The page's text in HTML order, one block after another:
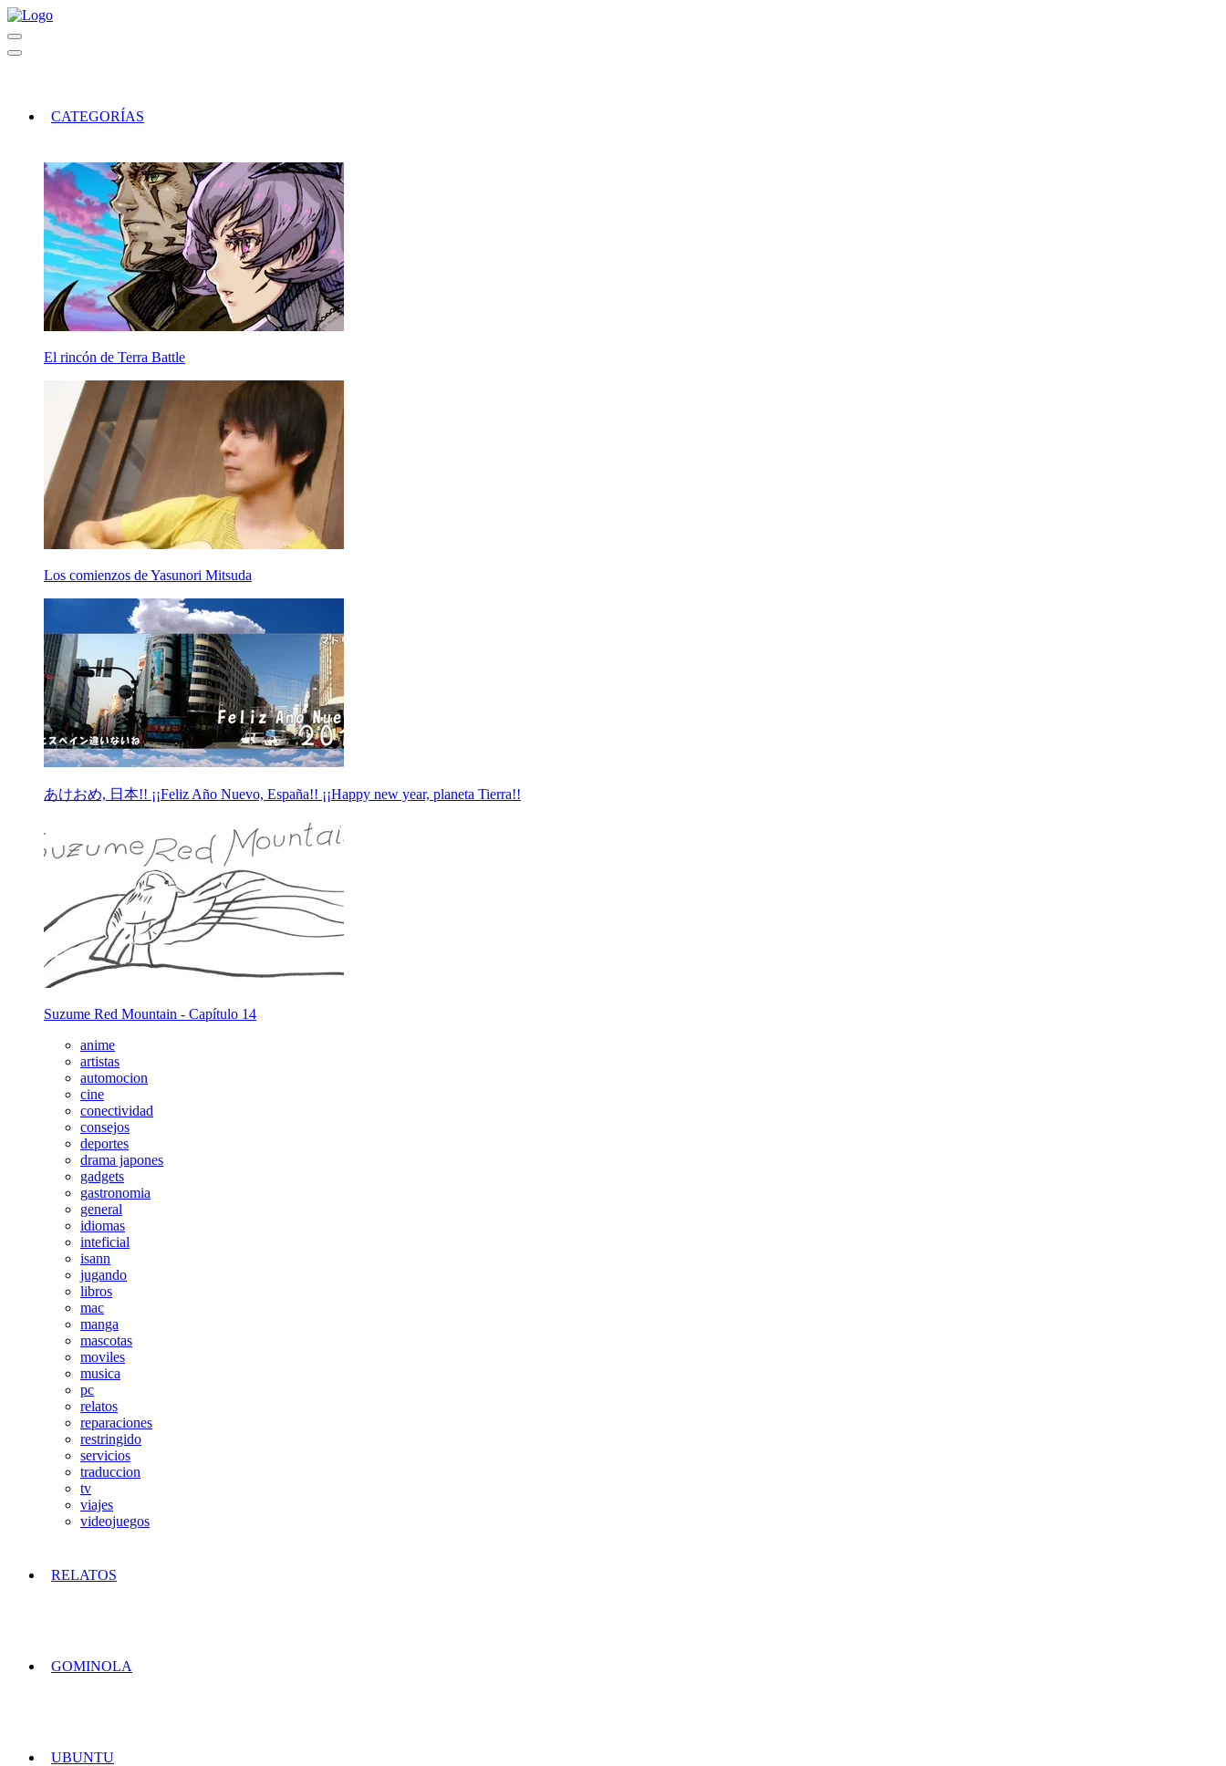
CATEGORÍAS
El rincón de Terra Battle
Los comienzos de Yasunori Mitsuda
あけおめ, 日本!! ¡¡Feliz Año Nuevo, España!! ¡¡Happy new year, planeta Tierra!!
Suzume Red Mountain - Capítulo 14
anime
artistas
automocion
cine
conectividad
consejos
deportes
drama japones
gadgets
gastronomia
general
idiomas
inteficial
isann
jugando
libros
mac
manga
mascotas
moviles
musica
pc
relatos
reparaciones
restringido
servicios
traduccion
tv
viajes
videojuegos
RELATOS
GOMINOLA
UBUNTU